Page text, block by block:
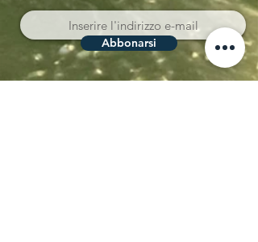
Abbonarsi